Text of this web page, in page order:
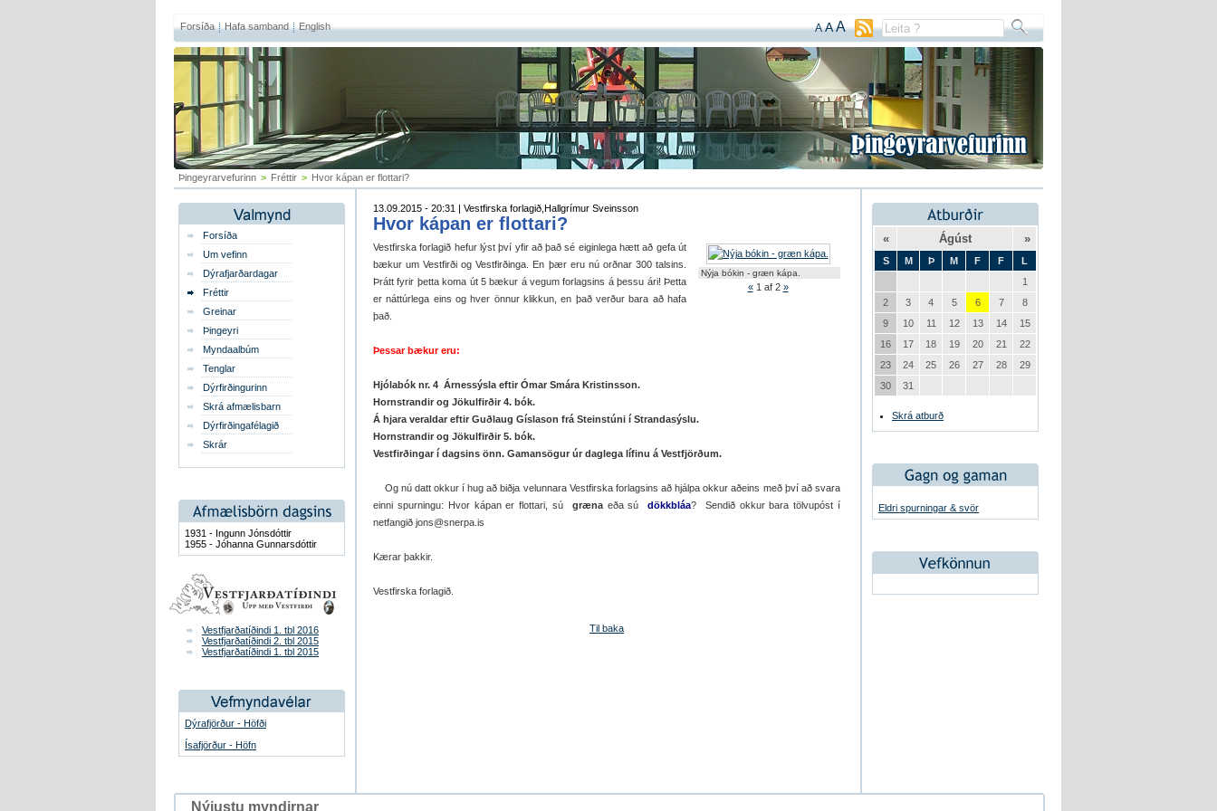
Forsíða Hafa samband English A AA
Þingeyrarvefurinn > Fréttir > Hvor kápan er flottari?
Forsíða
Um vefinn
Dýrafjarðardagar
Fréttir
Greinar
Þingeyri
Myndaalbúm
Tenglar
Dýrfirðingurinn
Skrá afmælisbarn
Dýrfirðingafélagið
Skrár
1931 - Ingunn Jónsdóttir
1955 - Jóhanna Gunnarsdóttir
Vestfjarðatíðindi 1. tbl 2016
Vestfjarðatíðindi 2. tbl 2015
Vestfjarðatíðindi 1. tbl 2015
Dýrafjörður - Höfði
Ísafjörður - Höfn
13.09.2015 - 20:31 | Vestfirska forlagið,Hallgrímur Sveinsson
Hvor kápan er flottari?
Nýja bókin - græn kápa.
« 1 af 2 »
Vestfirska forlagið hefur lýst því yfir að það sé eiginlega hætt að gefa út
bækur um Vestfirði og Vestfirðinga. En þær eru nú orðnar 300 talsins.
Þrátt fyrir þetta koma út 5 bækur á vegum forlagsins á þessu ári! Þetta
er náttúrlega eins og hver önnur klikkun, en það verður bara að hafa
það.
Þessar bækur eru:
Hjólabók nr. 4 Árnessýsla eftir Ómar Smára Kristinsson.
Hornstrandir og Jökulfirðir 4. bók.
Á hjara veraldar eftir Guðlaug Gíslason frá Steinstúni í Strandasýslu.
Hornstrandir og Jökulfirðir 5. bók.
Vestfirðingar í dagsins önn. Gamansögur úr daglega lífinu á Vestfjörðum.
Og nú datt okkur í hug að biðja velunnara Vestfirska forlagsins að hjálpa okkur aðeins með því að svara
einni spurningu: Hvor kápan er flottari, sú
grænaeða súdökkbláa? Sendið okkur bara tölvupóst í
netfangið jons@snerpa.is
Kærar þakkir.
Vestfirska forlagið.
Til baka
« Ágúst »
S M Þ M F F
L
1
2
3 4 5 6 7
8
9
10 11 12 13 14
15
16
17 18 19 20 21
22
23
24 25 26 27 28
29
30
31
Skrá atburð
Eldri spurningar & svör
Nýjustu myndirnar